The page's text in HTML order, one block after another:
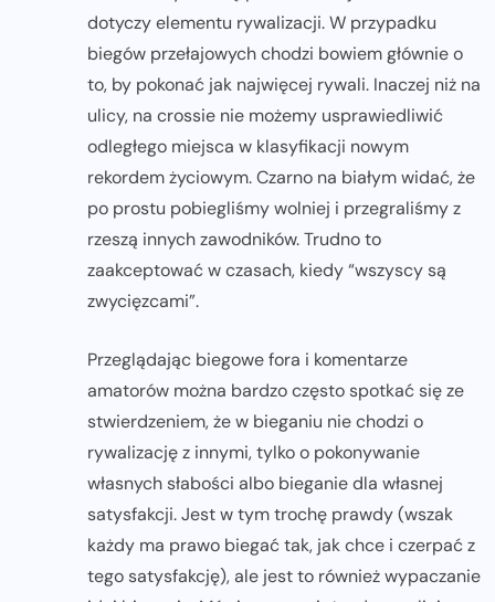
dotyczy elementu rywalizacji. W przypadku
biegów przełajowych chodzi bowiem głównie o
to, by pokonać jak najwięcej rywali. Inaczej niż na
ulicy, na crossie nie możemy usprawiedliwić
odległego miejsca w klasyfikacji nowym
rekordem życiowym. Czarno na białym widać, że
po prostu pobiegliśmy wolniej i przegraliśmy z
rzeszą innych zawodników. Trudno to
zaakceptować w czasach, kiedy “wszyscy są
zwycięzcami”.
Przeglądając biegowe fora i komentarze
amatorów można bardzo często spotkać się ze
stwierdzeniem, że w bieganiu nie chodzi o
rywalizację z innymi, tylko o pokonywanie
własnych słabości albo bieganie dla własnej
satysfakcji. Jest w tym trochę prawdy (wszak
każdy ma prawo biegać tak, jak chce i czerpać z
tego satysfakcję), ale jest to również wypaczanie